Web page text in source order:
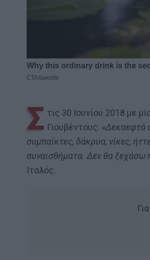
Σ τις 30 Ιουνίου 2018 με
Γιουβέντους. «Δεκαεφτά
συμπαίκτες, δάκρυα, νίκες,
συναισθήματα. Δεν θα ξεχάσω
Ιταλός.